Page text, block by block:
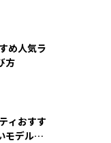
め人気ラ
方
ィおすす
モデルの